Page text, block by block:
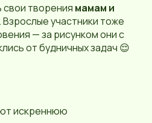
творения мамам и
. Взрослые участники тоже
— за рисунком они с
от будничных задач 😌
искреннюю